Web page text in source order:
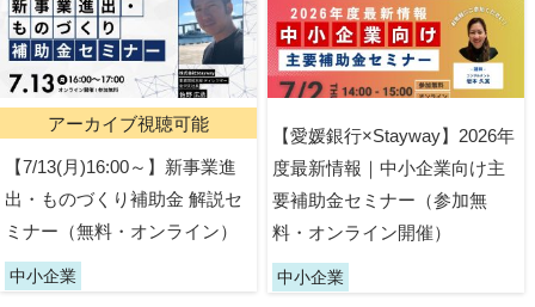
アーカイブ視聴可能
【7/13(月)16:00～】新事業進
出・ものづくり補助金 解説セ
ミナー（無料・オンライン）
中小企業
【愛媛銀行×Stayway】2026年
度最新情報｜中小企業向け主
要補助金セミナー（参加無
料・オンライン開催）
中小企業